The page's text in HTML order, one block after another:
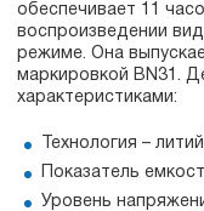
обеспечивает 11
воспроизведении
режиме. Она
маркировкой BN31.
характеристиками:
Технология –
Показатель
Уровень